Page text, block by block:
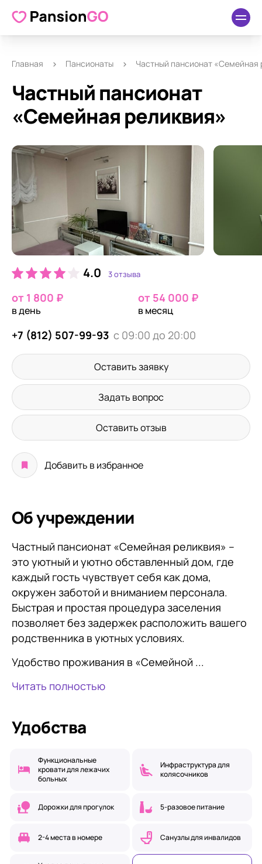
О пансионате Удобства Отзывы
Главная Пансионаты Частный пансионат «Семейная
Частный пансионат
«Семейная реликвия»
4.0 3 отзыва
от 1 800 ₽
в день
от 54 000 ₽
в месяц
+7 (812) 507-99-93 с 09:00 до 20:00
Оставить заявку
Задать вопрос
Оставить отзыв
Добавить в избранное
Об учреждении
Частный пансионат «Семейная реликвия» –
это уютный и уютно обставленный дом, где
каждый гость чувствует себя как дома,
окружен заботой и вниманием персонала.
Быстрая и простая процедура заселения
позволяет без задержек расположить вашего
родственника в уютных условиях.
Удобство проживания в «Семейной ...
Читать полностью
Удобства
Функциональные
кровати для лежачих
больных
Инфраструктура для
колясочников
Дорожки для прогулок 5-разовое питание
2-4 места в номере Санузлы для инвалидов